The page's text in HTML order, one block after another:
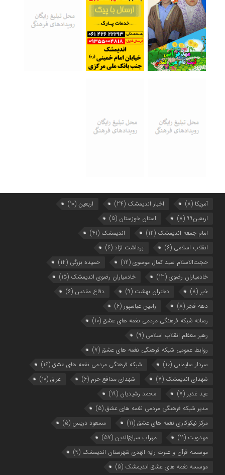
برگزاری رویداد ملی جامعه پرداز
آمریکا (8) اخبار اندیمشک (24) اربعین (10)
اربعین99
(8) استان خوزستان (5)
امام جمعه اندیمشک (12) اندیمشک (41)
انقلاب اسلامی (6) برداشت آزاد (6)
حجت‌الاسلام سید کمال موسوی (12) حمیده بزرگی (12)
خادمیاران رضوی (13) خادمیاران رضوی اندیمشک (15)
خبر (8) دختران بهشت (9) دفاع مقدس (6)
دهه فجر (8) رامین عباسپور (6)
رسانه شبکه فرهنگی مردمی نغمه های عشق (10)
رهبر معظم انقلاب اسلامی (9)
روابط عمومی شبکه فرهنگی نغمه های عشق (7)
سردار سلیمانی (10) شبکه فرهنگی مردمی نغمه های عشق (16)
شهدای اندیمشک (7) شهدای مدافع حرم (6) عراق (10)
عید غدیر (7) محمد رشیدیان (19)
مدیر شبکه فرهنگی مردمی نغمه های عشق (5)
مرکز نیکوکاری نغمه های عشق (11) مسعود دریس (5)
مهدویت (11) مهراب سراج‌الدین (57)
موسسه قرآن و عترت رایه الهدی شهرستان اندیمشک (9)
موسسه نغمه های عشق اندیمشک (5)